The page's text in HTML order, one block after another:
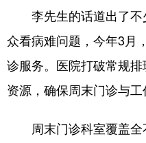
李先生的话道出了不
众看病难问题，今年3月
诊服务。医院打破常规
资源，确保周末门诊与工
周末门诊科室覆盖全